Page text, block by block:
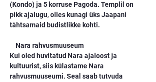
(Kondo) ja 5 korruse Pagoda. Templil on
pikk ajalugu, olles kunagi üks Jaapani
tähtsamaid budistlikke kohti.
Nara rahvusmuuseum
Kui oled huvitatud Nara ajaloost ja
kultuurist, siis külastame Nara
rahvusmuuseumi. Seal saab tutvuda